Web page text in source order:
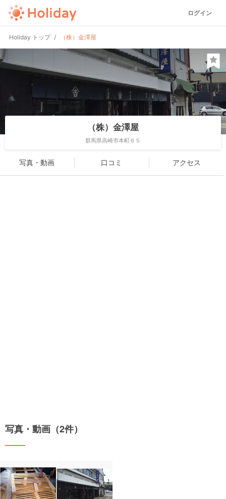
ログイン
Holiday トップ （株）金澤屋
（株）金澤屋
群馬県高崎市本町６５
写真・動画 口コミ アクセス
写真・動画（2件）